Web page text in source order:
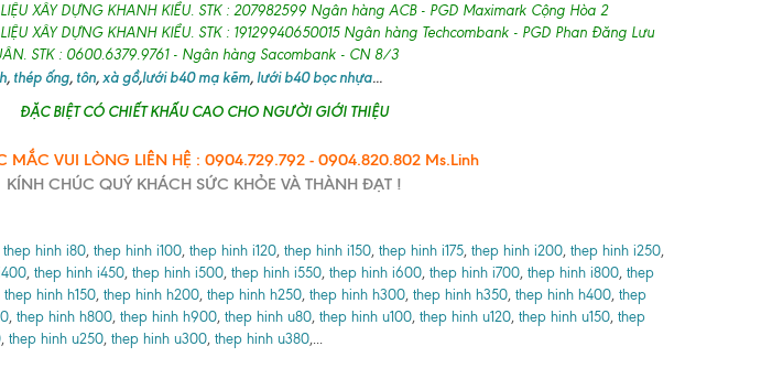
XÂY DỰNG KHANH KIỀU. STK : 207982599 Ngân hàng ACB - PGD Maximark Cộng Hòa 2
XÂY DỰNG KHANH KIỀU. STK : 19129940650015 Ngân hàng Techcombank - PGD Phan Đăng Lưu
STK : 0600.6379.9761 - Ngân hàng Sacombank - CN 8/3
,thép ống, tôn, xà gồ,lưới b40 mạ kẽm, lưới b40 bọc nhựa...
ĐẶC BIỆT CÓ CHIẾT KHẤU CAO CHO NGƯỜI GIỚI THIỆU
MẮC VUI LÒNG LIÊN HỆ : 0904.729.792 - 0904.820.802 Ms.Linh
KÍNH CHÚC QUÝ KHÁCH SỨC KHỎE VÀ THÀNH ĐẠT !
thep hinh i80, thep hinh i100, thep hinh i120, thep hinh i150, thep hinh i175, thep hinh i200, thep hinh i250,
, thep hinh i450, thep hinh i500, thep hinh i550, thep hinh i600, thep hinh i700, thep hinh i800, thep
thep hinh h150, thep hinh h200, thep hinh h250, thep hinh h300, thep hinh h350, thep hinh h400, thep
, thep hinh h800, thep hinh h900, thep hinh u80, thep hinh u100, thep hinh u120, thep hinh u150, thep
, thep hinh u250, thep hinh u300, thep hinh u380,...